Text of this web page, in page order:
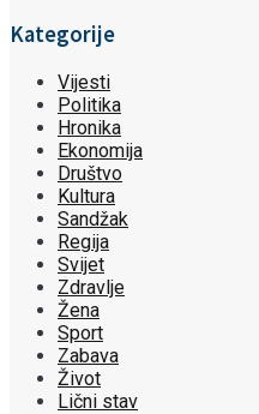
Kategorije
Vijesti
Politika
Hronika
Ekonomija
Društvo
Kultura
Sandžak
Regija
Svijet
Zdravlje
Žena
Sport
Zabava
Život
Lični stav